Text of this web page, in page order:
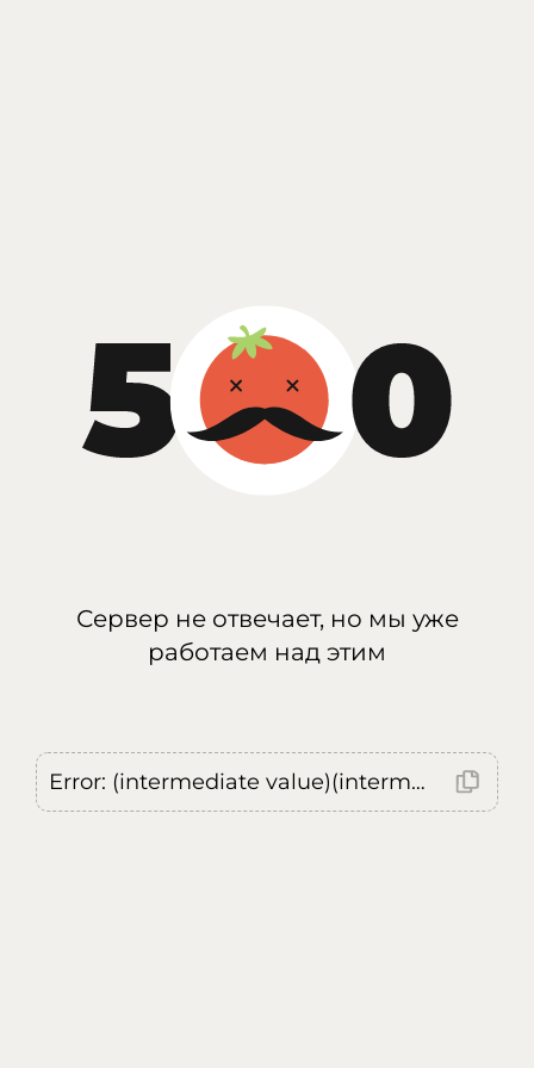
Сервер не отвечает, но мы уже
работаем над этим
Error: (intermediate value)(intermediate value)(intermediate value).replaceAll is not a function